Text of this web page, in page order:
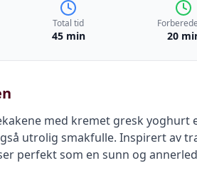
Total tid
45 min 20
med kremet gresk yoghurt
utrolig smakfulle. Inspirert av
perfekt som en sunn og